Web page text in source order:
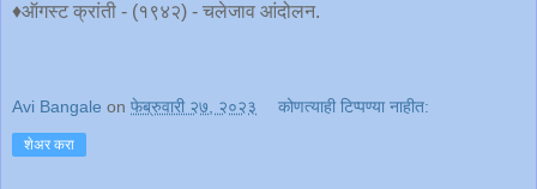
♦️ऑगस्ट क्रांती - (१९४२) - चलेजाव आंदोलन.
Avi Bangale on फेब्रुवारी २७, २०२३ कोणत्याही टिप्पण्‍या नाहीत:
शेअर करा